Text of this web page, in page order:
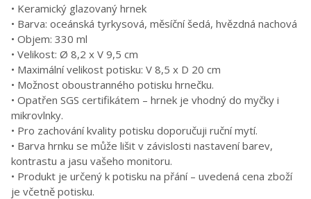
• Keramický glazovaný hrnek
• Barva: oceánská tyrkysová, měsíční šedá, hvězdná nachová
• Objem: 330 ml
• Velikost: Ø 8,2 x V 9,5 cm
• Maximální velikost potisku: V 8,5 x D 20 cm
• Možnost oboustranného potisku hrnečku.
• Opatřen SGS certifikátem – hrnek je vhodný do myčky i
mikrovlnky.
• Pro zachování kvality potisku doporučuji ruční mytí.
• Barva hrnku se může lišit v závislosti nastavení barev,
kontrastu a jasu vašeho monitoru.
• Produkt je určený k potisku na přání – uvedená cena zboží
je včetně potisku.